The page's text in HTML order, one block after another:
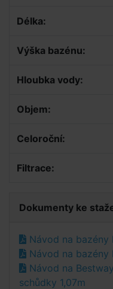
Délka:
Výška bazénu:
Hloubka vody:
Objem:
Celoroční:
Filtrace:
Dokumenty ke
Návod na bazény
Návod na bazény
Návod na
schůdky 1,07m